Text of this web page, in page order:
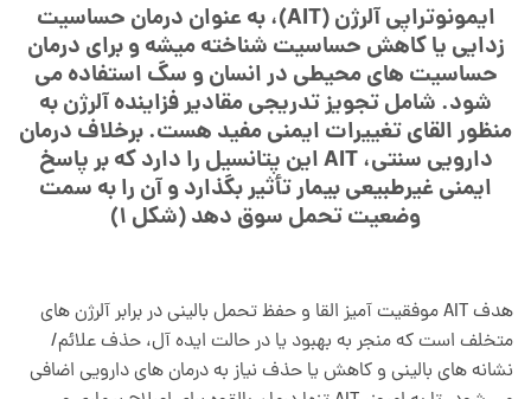
ایمونوتراپی آلرژن (AIT)، به عنوان درمان حساسیت
زدایی یا کاهش حساسیت شناخته میشه و برای درمان
حساسیت های محیطی در انسان و سگ استفاده می
شود. شامل تجویز تدریجی مقادیر فزاینده آلرژن به
منظور القای تغییرات ایمنی مفید هست. برخلاف درمان
دارویی سنتی، AIT این پتانسیل را دارد که بر پاسخ
ایمنی غیرطبیعی بیمار تأثیر بگذارد و آن را به سمت
وضعیت تحمل سوق دهد (شکل 1)
هدف AIT موفقیت آمیز القا و حفظ تحمل بالینی در برابر آلرژن های
متخلف است که منجر به بهبود یا در حالت ایده آل، حذف علائم/
نشانه های بالینی و کاهش یا حذف نیاز به درمان های دارویی اضافی